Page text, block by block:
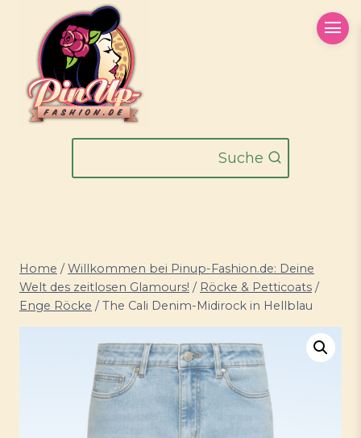
springen
Suche
Home / Willkommen bei Pinup-Fashion.de: Deine
Welt des zeitlosen Glamours! / Röcke & Petticoats /
Enge Röcke / The Cali Denim-Midirock in Hellblau